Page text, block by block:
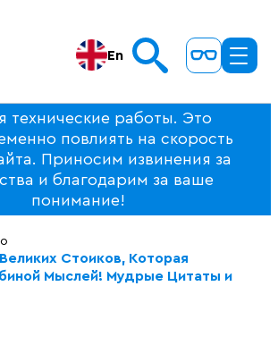
En
технические работы. Это
повлиять на скорость
Приносим извинения за
и благодарим за ваше
понимание!
Стоиков, Которая
Мыслей! Мудрые Цитаты и